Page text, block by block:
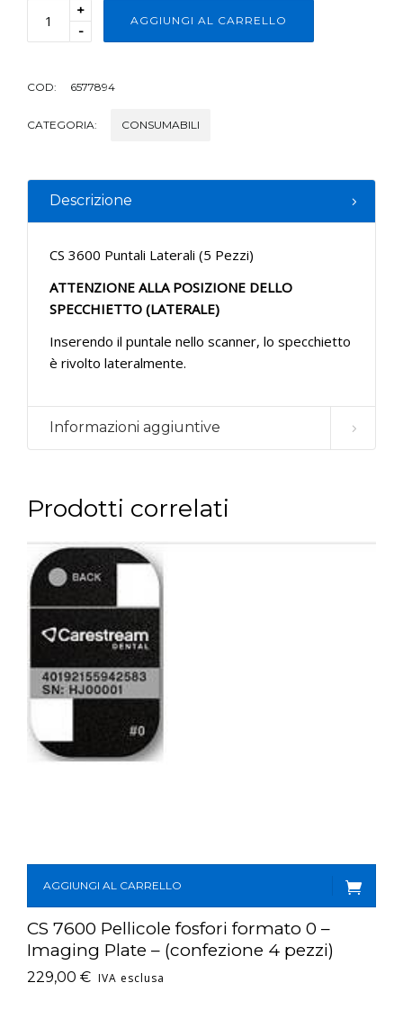
+
-
AGGIUNGI AL CARRELLO
COD: 6577894
CATEGORIA: CONSUMABILI
Descrizione
CS 3600 Puntali Laterali (5 Pezzi)
ATTENZIONE ALLA POSIZIONE DELLO
SPECCHIETTO (LATERALE)
Inserendo il puntale nello scanner, lo specchietto
è rivolto lateralmente.
Informazioni aggiuntive
Prodotti correlati
AGGIUNGI AL CARRELLO
CS 7600 Pellicole fosfori formato 0 –
Imaging Plate – (confezione 4 pezzi)
229,00 € IVA esclusa